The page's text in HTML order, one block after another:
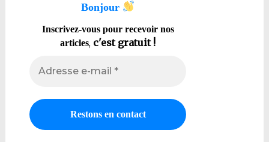
Bonjour
Inscrivez-vous pour recevoir nos
articles, c'est gratuit !